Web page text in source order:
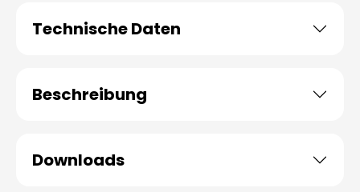
Technische Daten
Beschreibung
Downloads